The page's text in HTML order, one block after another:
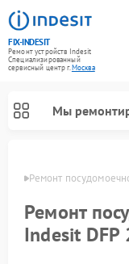
FIX-INDESIT
Ремонт устройств Indesit
Специализированный
cервисный центр г.Москва
Мы
Ремонт
Ремонт
Indesit